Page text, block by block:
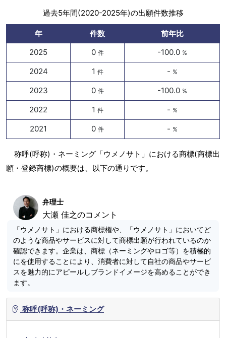
過去5年間(2020-2025年)の出願件数推移
年 件数
前年比
2025
0 件 -100.0 %
2024 1 件 - %
2023 0 件 -100.0 %
2022 1 件 - %
2021 0 件 - %
称呼(呼称)・ネーミング「ウメノサト」における商標(商標出
願・登録商標)の概要は、以下の通りです。
弁理士
大瀬 佳之のコメント
「ウメノサト」における商標権や、「ウメノサト」においてど
のような商品やサービスに対して商標出願が行われているのか
確認できます。企業は、商標（ネーミングやロゴ等）を積極的
にを使用することにより、消費者に対して自社の商品やサービ
スを魅力的にアピールしブランドイメージを高めることができ
ます。
称呼(呼称)・ネーミング